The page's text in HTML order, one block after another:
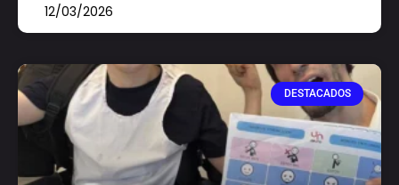
12/03/2026
DESTACADOS